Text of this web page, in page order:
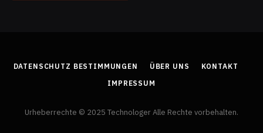
DATENSCHUTZ BESTIMMUNGEN ÜBER UNS
KONTAKT
IMPRESSUM
Urheberrechte © 2025 Technologer Alle Rechte vorbehalten.